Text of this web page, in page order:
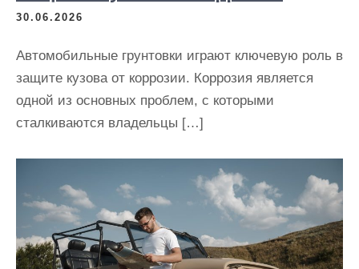
30.06.2026
Автомобильные грунтовки играют ключевую роль в
защите кузова от коррозии. Коррозия является
одной из основных проблем, с которыми
сталкиваются владельцы […]